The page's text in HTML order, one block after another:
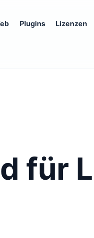
Plugins Lizenzen
für